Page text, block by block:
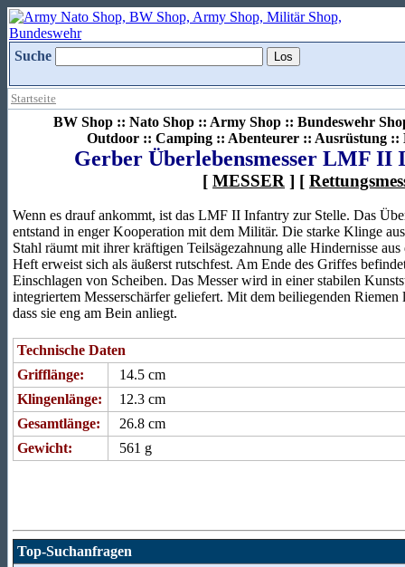
Suche
Startseite
BW Shop :: Nato Shop :: Army Shop :: Bundeswehr
Outdoor :: Camping :: Abenteurer :: Ausrüstung ::
Gerber Überlebensmesser LMF II
[ MESSER ] [
Wenn es drauf ankommt, ist das LMF II Infantry zur Stelle. Das
entstand in enger Kooperation mit dem Militär. Die starke Klinge
Stahl räumt mit ihrer kräftigen Teilsägezahnung alle Hindernisse
Heft erweist sich als äußerst rutschfest. Am Ende des Griffes
Einschlagen von Scheiben. Das Messer wird in einer stabilen
integriertem Messerschärfer geliefert. Mit dem beiliegenden Riemen
dass sie eng am Bein anliegt.
Technische Daten
Grifflänge:
14.5 cm
Klingenlänge:
12.3 cm
Gesamtlänge:
26.8 cm
Gewicht:
561 g
Top-Suchanfragen